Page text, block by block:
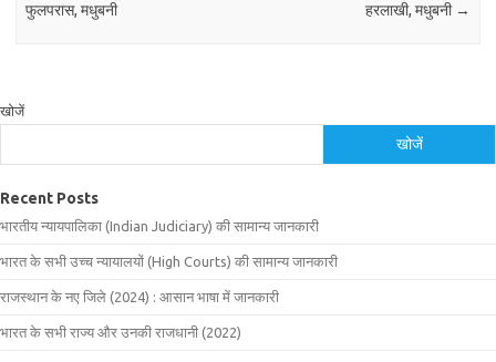
फुलपरास, मधुबनी
हरलाखी, मधुबनी →
खोजें
खोजें
Recent Posts
भारतीय न्यायपालिका (Indian Judiciary) की सामान्य जानकारी
भारत के सभी उच्च न्यायालयों (High Courts) की सामान्य जानकारी
राजस्थान के नए जिले (2024) : आसान भाषा में जानकारी
भारत के सभी राज्य और उनकी राजधानी (2022)